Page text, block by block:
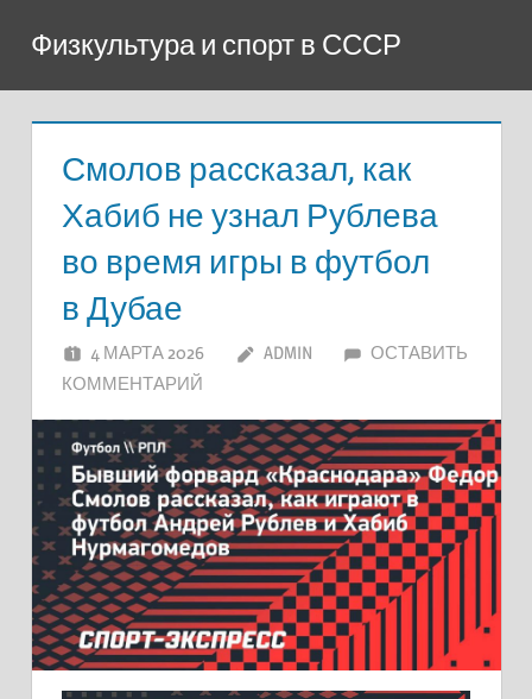
содержимому
Физкультура и спорт в СССР
Смолов рассказал, как
Хабиб не узнал Рублева
во время игры в футбол
в Дубае
4 МАРТА 2026 ADMIN
ОСТАВИТЬ
КОММЕНТАРИЙ